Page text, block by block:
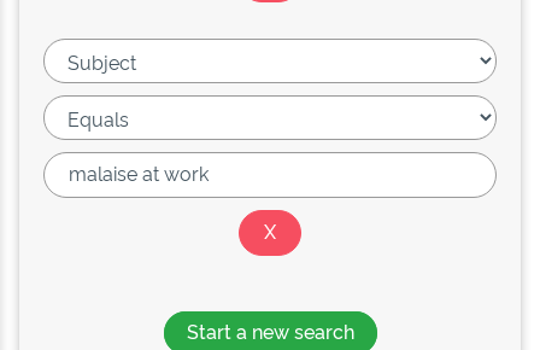
Start a new search